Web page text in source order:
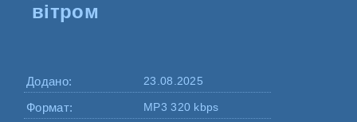
вітром
Додано: 23.08.2025
Формат: MP3 320 kbps